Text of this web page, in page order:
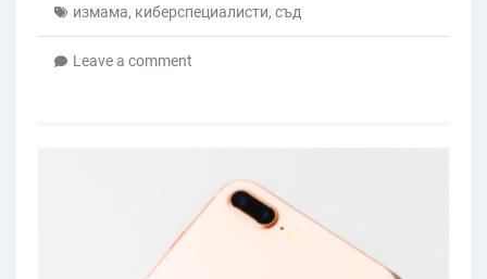
измама, киберспециалисти, съд
Leave a comment